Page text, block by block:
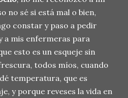
no sé si está mal o bien,
constar y paso a pedir
a mis enfermeras para
esto es un esqueje sin
todos míos, cuando
temperatura, que es
y porque reveses la vida en